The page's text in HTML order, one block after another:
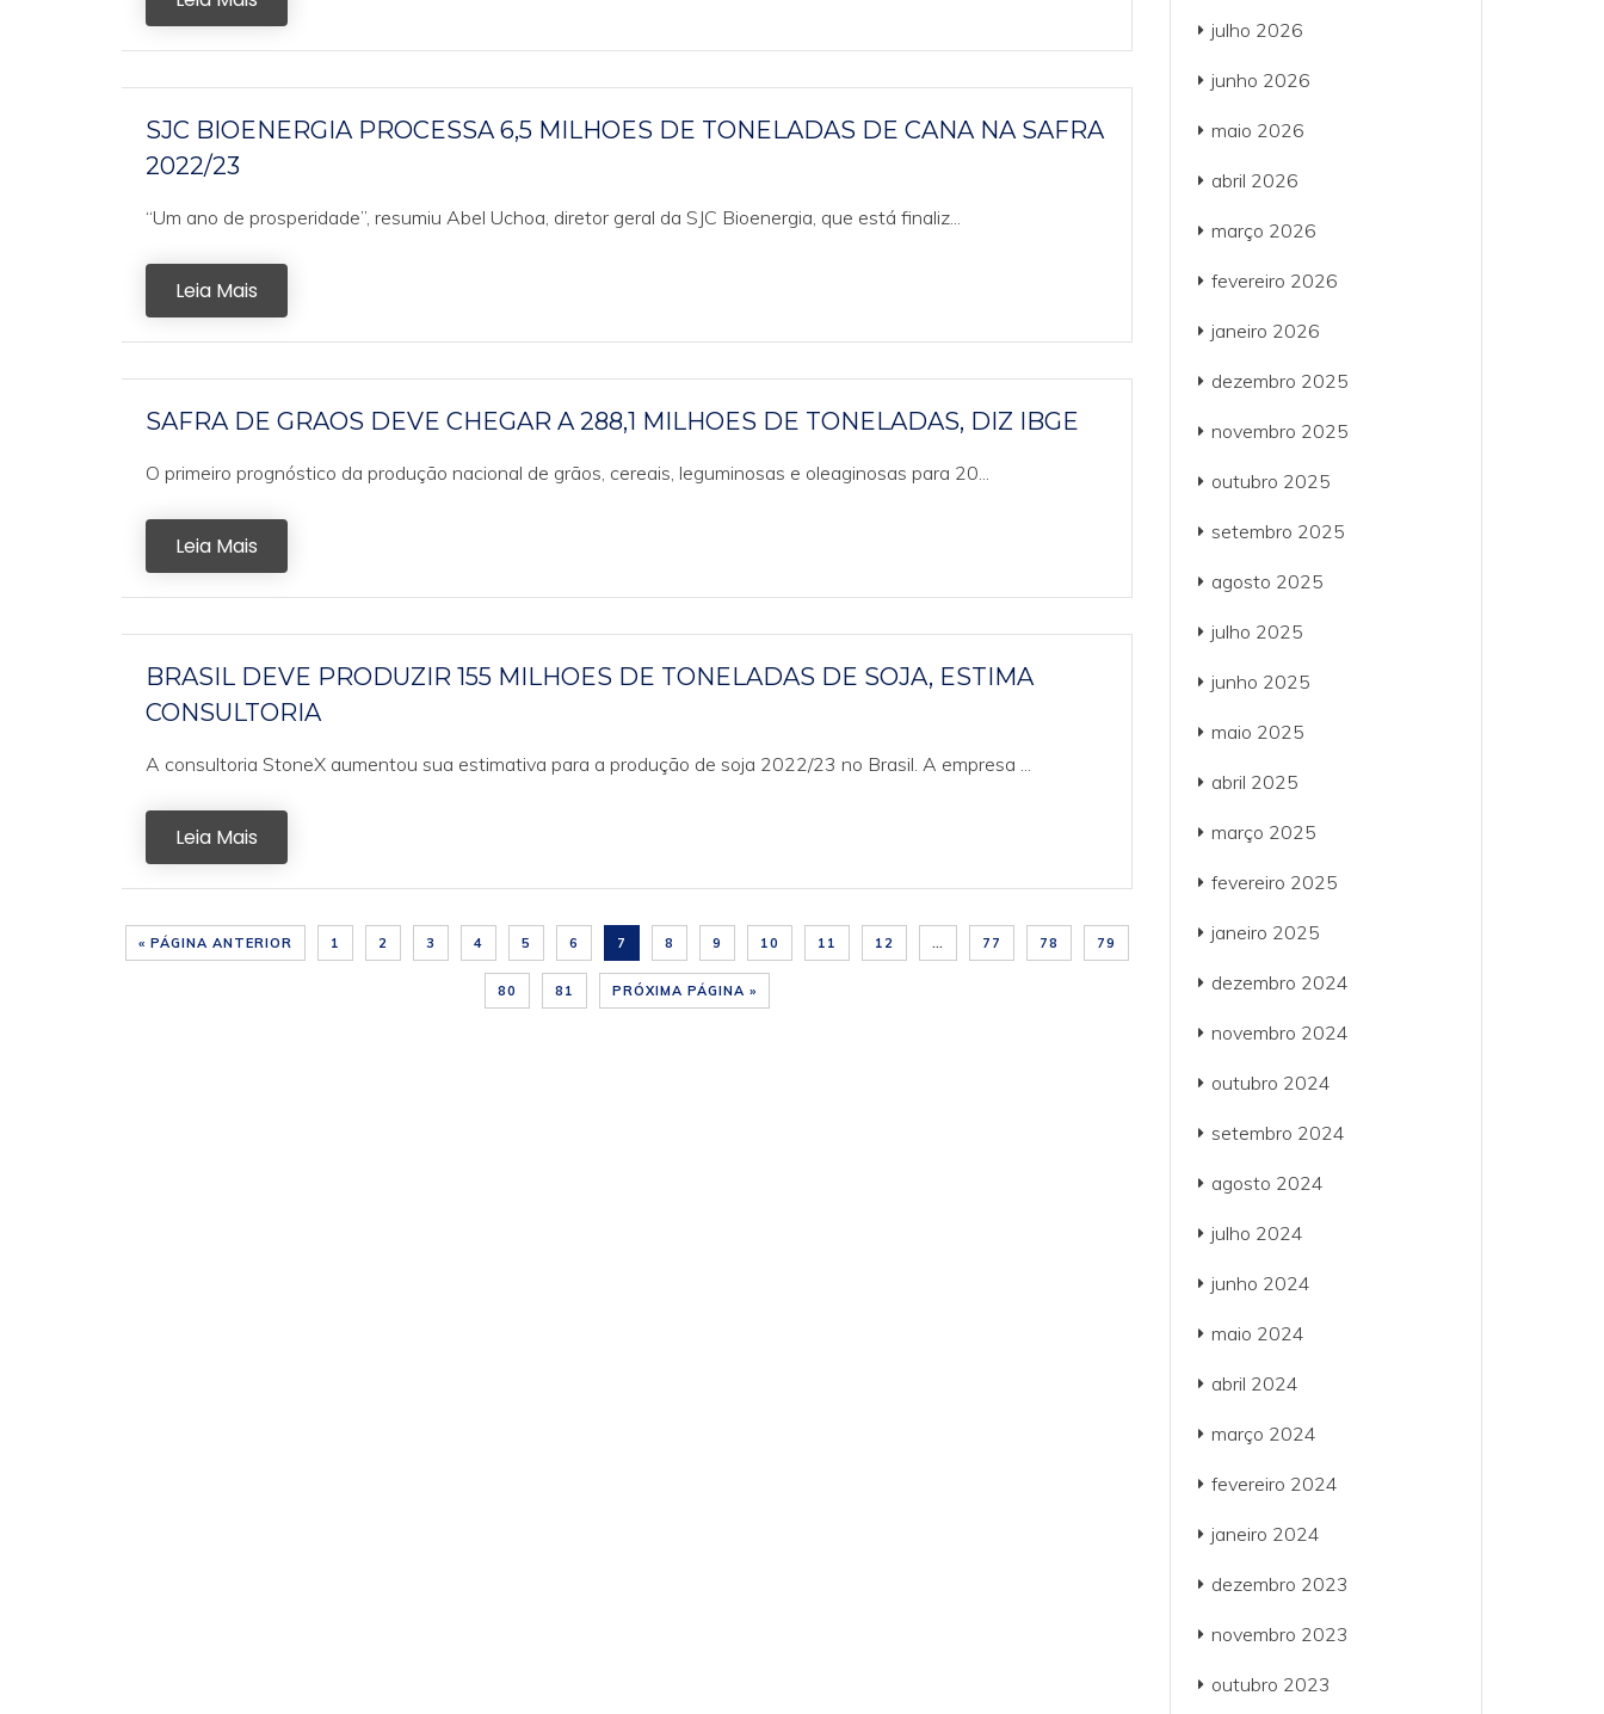
SJC BIOENERGIA PROCESSA 6,5 MILHOES DE TONELADAS DE CANA NA SAFRA
2022/23
“Um ano de prosperidade”, resumiu Abel Uchoa, diretor geral da SJC Bioenergia, que está finaliz...
Leia Mais
SAFRA DE GRAOS DEVE CHEGAR A 288,1 MILHOES DE TONELADAS, DIZ IBGE
O primeiro prognóstico da produção nacional de grãos, cereais, leguminosas e oleaginosas para 20...
Leia Mais
BRASIL DEVE PRODUZIR 155 MILHOES DE TONELADAS DE SOJA, ESTIMA
CONSULTORIA
A consultoria StoneX aumentou sua estimativa para a produção de soja 2022/23 no Brasil. A empresa ...
Leia Mais
« PÁGINA ANTERIOR 1 2 3 4 5 6 7 8 9 10 11 12 … 77 78 79
80 81 PRÓXIMA PÁGINA »
julho 2026
junho 2026
maio 2026
abril 2026
março 2026
fevereiro 2026
janeiro 2026
dezembro 2025
novembro 2025
outubro 2025
setembro 2025
agosto 2025
julho 2025
junho 2025
maio 2025
abril 2025
março 2025
fevereiro 2025
janeiro 2025
dezembro 2024
novembro 2024
outubro 2024
setembro 2024
agosto 2024
julho 2024
junho 2024
maio 2024
abril 2024
março 2024
fevereiro 2024
janeiro 2024
dezembro 2023
novembro 2023
outubro 2023